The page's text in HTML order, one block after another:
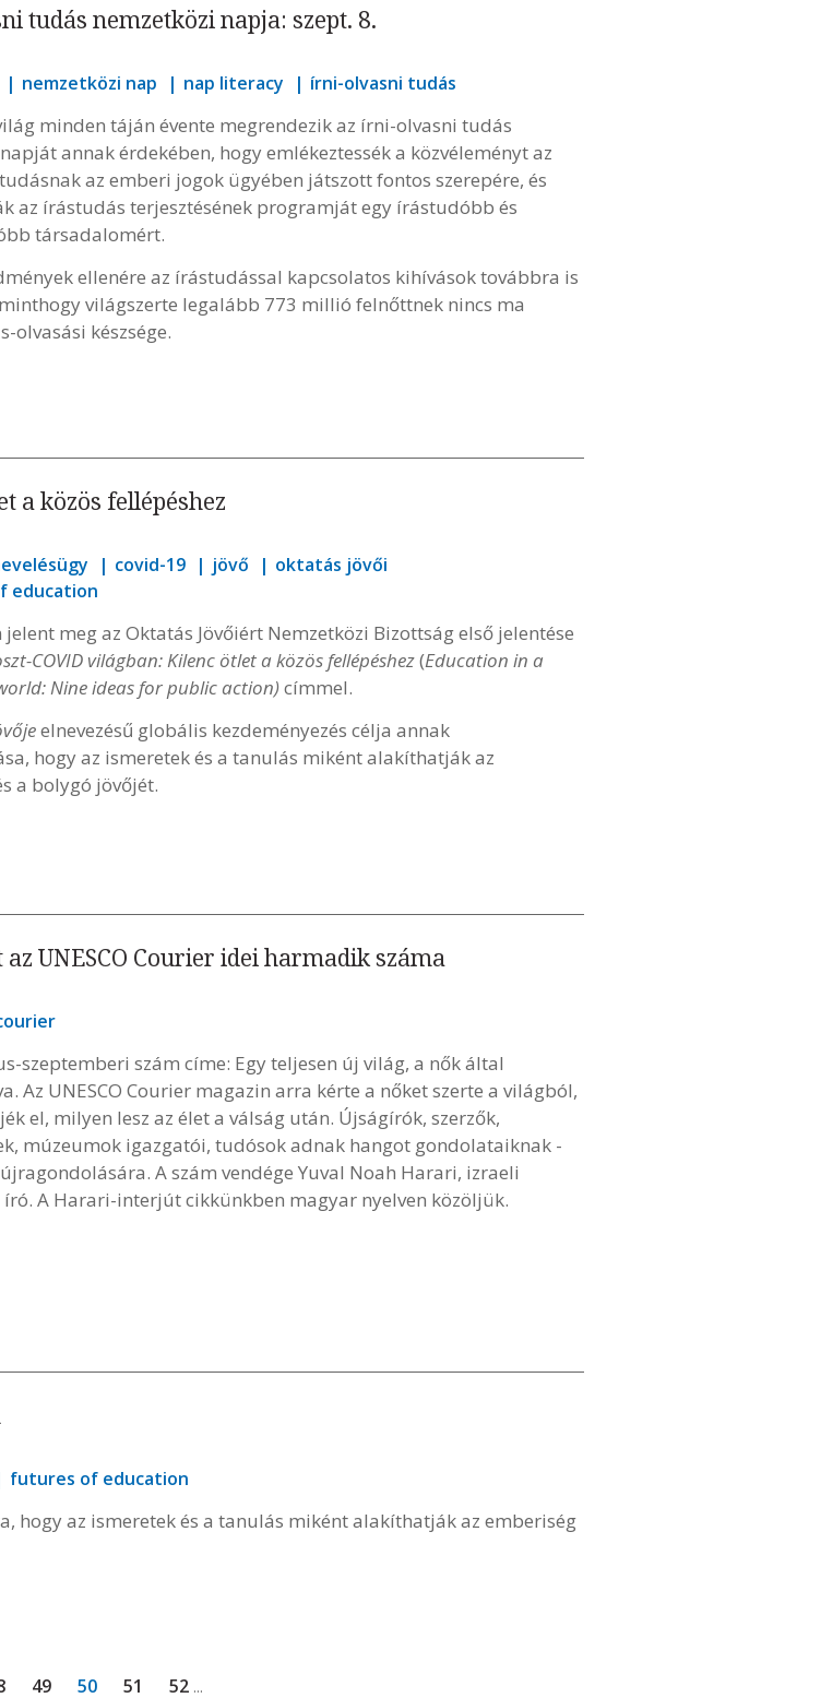
tudás nemzetközi napja: szept. 8.
nemzetközi nap nap literacy írni-olvasni tudás
minden táján évente megrendezik az írni-olvasni tudás
annak érdekében, hogy emlékeztessék a közvéleményt az
az emberi jogok ügyében játszott fontos szerepére, és
az írástudás terjesztésének programját egy írástudóbb és
társadalomért.
ellenére az írástudással kapcsolatos kihívások továbbra is
világszerte legalább 773 millió felnőttnek nincs ma
olvasási készsége.
a közös fellépéshez
covid-19 jövő
oktatás jövői
education
meg az Oktatás Jövőiért Nemzetközi Bizottság első jelentése
COVID világban: Kilenc ötlet a közös fellépéshez(Education in a
Nine ideas for public action) címmel.
elnevezésű globális kezdeményezés célja annak
hogy az ismeretek és a tanulás miként alakíthatják az
a bolygó jövőjét.
UNESCO Courier idei harmadik száma
szeptemberi szám címe: Egy teljesen új világ, a nők által
Az UNESCO Courier magazin arra kérte a nőket szerte a világból,
el, milyen lesz az élet a válság után. Újságírók, szerzők,
múzeumok igazgatói, tudósok adnak hangot gondolataiknak -
A szám vendége Yuval Noah Harari, izraeli
író. A Harari-interjút cikkünkben magyar nyelven közöljük.
futures of education
hogy az ismeretek és a tanulás miként alakíthatják az emberiség
49 50 51 52 ...